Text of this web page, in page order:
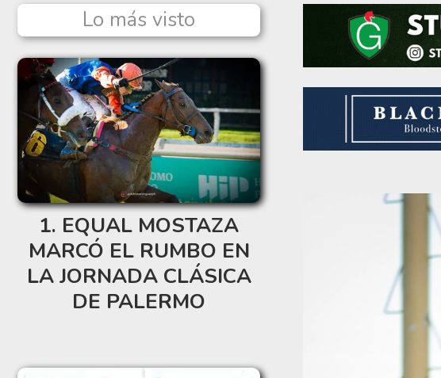
Lo más visto
EQUAL MOSTAZA
MARCÓ EL RUMBO EN
LA JORNADA CLÁSICA
DE PALERMO